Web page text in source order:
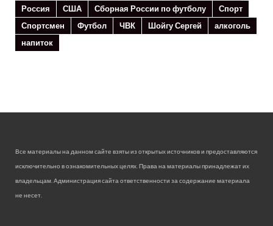
Россия
США Сборная России по футболу
Спорт
Спортсмен
Футбол ЧВК Шойгу Сергей
алкоголь
напиток
Все материалы на данном сайте взяты из открытых источников и предоставляются
исключительно в ознакомительных целях. Права на материалы принадлежат их
владельцам. Администрация сайта ответственности за содержание материала
не несет.